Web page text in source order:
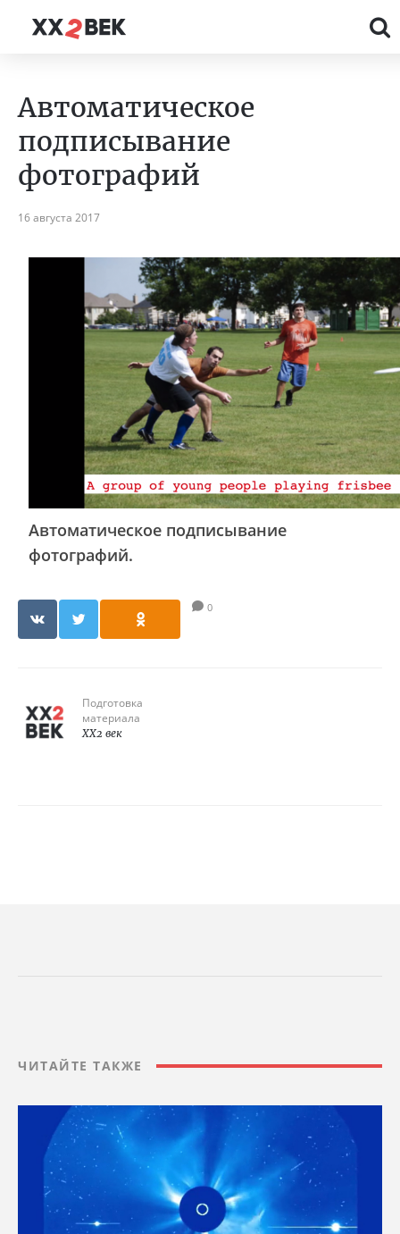
Автоматическое
подписывание
фотографий
16 августа 2017
Автоматическое подписывание
фотографий.
0
Подготовка
материала
XX2 век
ЧИТАЙТЕ ТАКЖЕ